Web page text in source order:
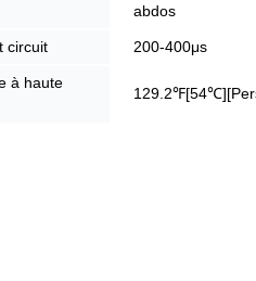
abdos
circuit 200-400μs
à haute